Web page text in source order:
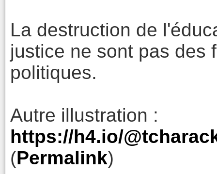
La destruction de
justice ne sont pas des
politiques.
Autre illustration :
https://h4.io/
(Permalink)